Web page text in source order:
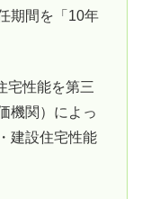
期間を「10年
宅性能を第三
機関）によっ
建設住宅性能